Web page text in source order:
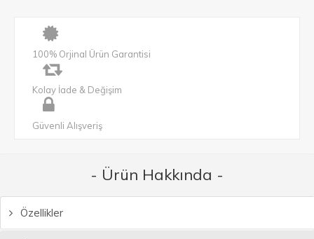
100% Orjinal Ürün Garantisi
Kolay İade & Değişim
Güvenli Alışveriş
- Ürün Hakkında -
Özellikler